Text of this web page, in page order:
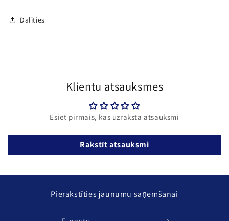
Dalīties
Klientu atsauksmes
Esiet pirmais, kas uzraksta atsauksmi
Rakstīt atsauksmi
Pierakstīties jaunumu saņemšanai